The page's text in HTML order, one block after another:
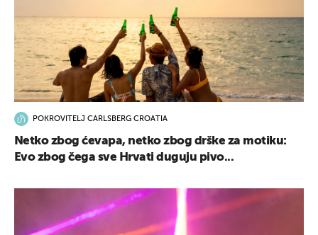
POKROVITELJ CARLSBERG CROATIA
Netko zbog ćevapa, netko zbog drške za motiku:
Evo zbog čega sve Hrvati duguju pivo...